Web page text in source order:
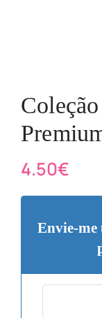
4.50€
Envie-me